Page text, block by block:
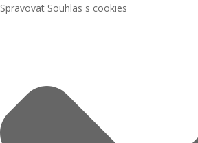
Spravovat Souhlas s cookies